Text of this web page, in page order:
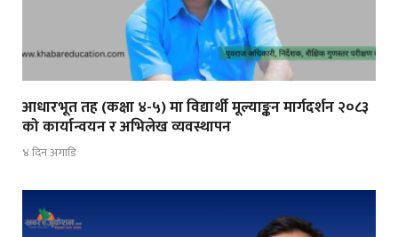
आधारभूत तह (कक्षा ४-५) मा विद्यार्थी मूल्याङ्कन मार्गदर्शन २०८३
को कार्यान्वयन र अभिलेख व्यवस्थापन
४ दिन अगाडि